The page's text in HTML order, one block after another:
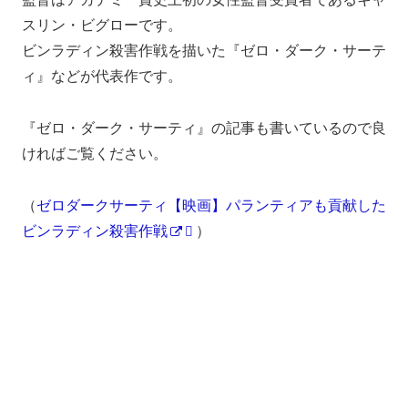
スリン・ビグローです。
ビンラディン殺害作戦を描いた『ゼロ・ダーク・サーテ
ィ』などが代表作です。
『ゼロ・ダーク・サーティ』の記事も書いているので良
ければご覧ください。
（ゼロダークサーティ【映画】パランティアも貢献した
ビンラディン殺害作戦
）